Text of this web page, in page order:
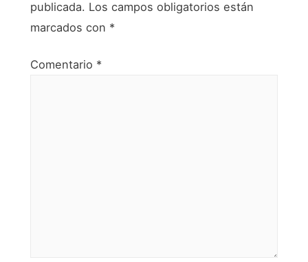
publicada. Los campos obligatorios están
marcados con *
Comentario *